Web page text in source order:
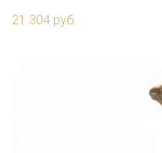
21 304 руб.